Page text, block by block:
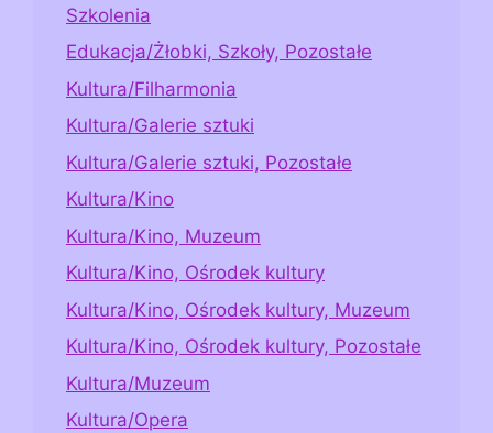
Szkolenia
Edukacja/Żłobki, Szkoły, Pozostałe
Kultura/Filharmonia
Kultura/Galerie sztuki
Kultura/Galerie sztuki, Pozostałe
Kultura/Kino
Kultura/Kino, Muzeum
Kultura/Kino, Ośrodek kultury
Kultura/Kino, Ośrodek kultury, Muzeum
Kultura/Kino, Ośrodek kultury, Pozostałe
Kultura/Muzeum
Kultura/Opera